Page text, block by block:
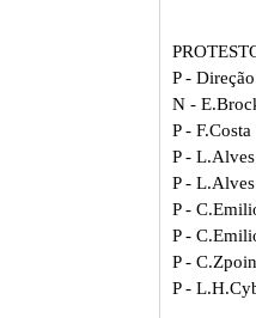
P -
N -
P -
P -
P -
P -
P -
P -
P -